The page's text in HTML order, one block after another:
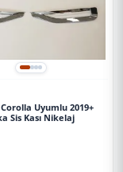
Uyumlu 2019+
Sis Kası Nikelaj